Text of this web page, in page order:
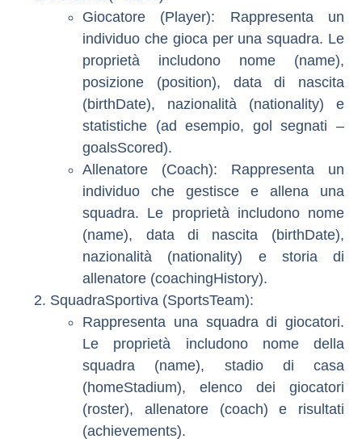
Giocatore (Player): Rappresenta un
individuo che gioca per una squadra. Le
proprietà includono nome (name),
posizione (position), data di nascita
(birthDate), nazionalità (nationality) e
statistiche (ad esempio, gol segnati –
goalsScored).
Allenatore (Coach): Rappresenta un
individuo che gestisce e allena una
squadra. Le proprietà includono nome
(name), data di nascita (birthDate),
nazionalità (nationality) e storia di
allenatore (coachingHistory).
SquadraSportiva (SportsTeam):
Rappresenta una squadra di giocatori.
Le proprietà includono nome della
squadra (name), stadio di casa
(homeStadium), elenco dei giocatori
(roster), allenatore (coach) e risultati
(achievements).